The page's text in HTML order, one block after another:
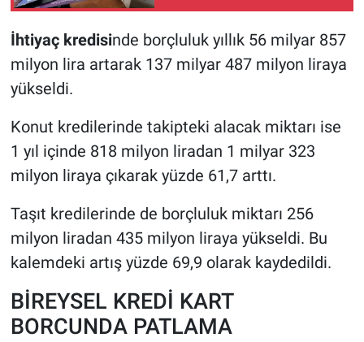
İhtiyaç kredisinde borçluluk yıllık 56 milyar 857
milyon lira artarak 137 milyar 487 milyon liraya
yükseldi.
Konut kredilerinde takipteki alacak miktarı ise
1 yıl içinde 818 milyon liradan 1 milyar 323
milyon liraya çıkarak yüzde 61,7 arttı.
Taşıt kredilerinde de borçluluk miktarı 256
milyon liradan 435 milyon liraya yükseldi. Bu
kalemdeki artış yüzde 69,9 olarak kaydedildi.
BİREYSEL KREDİ KART
BORCUNDA PATLAMA